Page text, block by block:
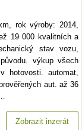
rok výroby: 2014,
19 000 kvalitních a
stav vozu,
výkup všech
hotovosti. automat,
aut. až 36
Zobrazit inzerát